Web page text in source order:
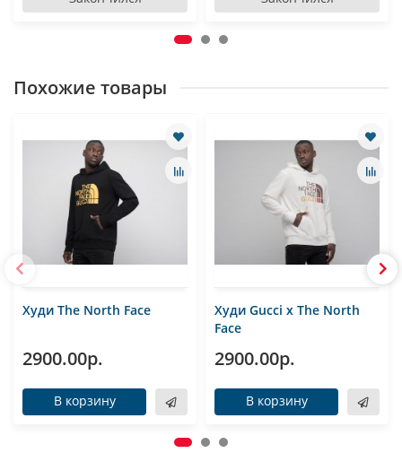
Похожие товары
Худи The North Face
2900.00р.
В корзину
Худи Gucci x The North
Face
2900.00р.
В корзину